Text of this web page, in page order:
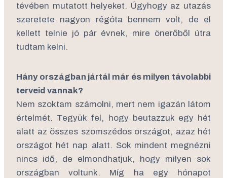
tévében mutatott helyeket. Úgyhogy az utazás
szeretete nagyon régóta bennem volt, de el
kellett telnie jó pár évnek, mire önerőből útra
tudtam kelni.
Hány országban jártál már és milyen távolabbi
terveid vannak?
Nem szoktam számolni, mert nem igazán látom
értelmét. Tegyük fel, hogy beutazzuk egy hét
alatt az összes szomszédos országot, azaz hét
országot hét nap alatt. Sok mindent megnézni
nincs idő, de elmondhatjuk, hogy milyen sok
országban voltunk. Míg ha egy hónapot